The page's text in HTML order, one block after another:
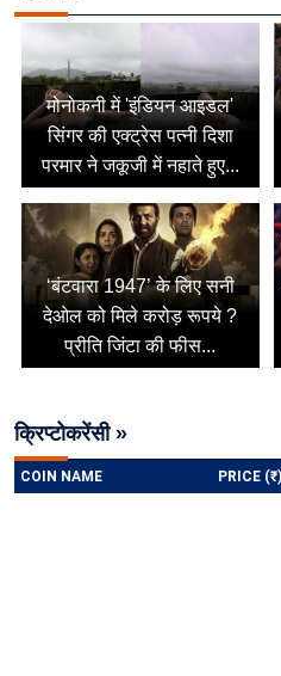
मोनोकनी में 'इंडियन आइडल'
सिंगर की एक्ट्रेस पत्नी दिशा
परमार ने जकूजी में नहाते हुए...
‘बंटवारा 1947’ के लिए सनी
देओल को मिले करोड़ रूपये ?
प्रीति जिंटा की फीस...
क्रिप्टोकरेंसी »